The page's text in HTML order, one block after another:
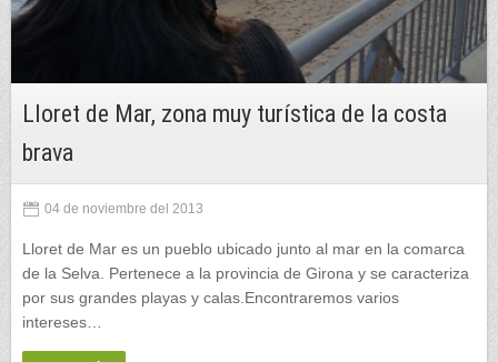
Lloret de Mar, zona muy turística de la costa
brava
04 de noviembre del 2013
Lloret de Mar es un pueblo ubicado junto al mar en la comarca
de la Selva. Pertenece a la provincia de Girona y se caracteriza
por sus grandes playas y calas.Encontraremos varios
intereses…